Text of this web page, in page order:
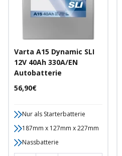
Varta A15 Dynamic SLI
12V 40Ah 330A/EN
Autobatterie
Angebotspreis
56,90€
Nur als Starterbatterie
187mm x 127mm x 227mm
Nassbatterie